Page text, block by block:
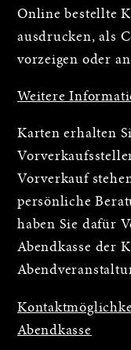
Online bestellte
ausdrucken, als
vorzeigen oder
Weitere
Karten erhalten
Vorverkauf
persönliche
haben Sie dafür
Abendkasse der
Abendkasse